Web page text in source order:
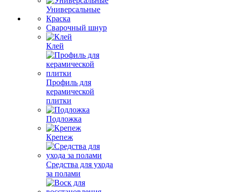
Универсальные
Краска
Сварочный шнур
Клей
Профиль для
керамической
плитки
Подложка
Крепеж
Средства для ухода
за полами